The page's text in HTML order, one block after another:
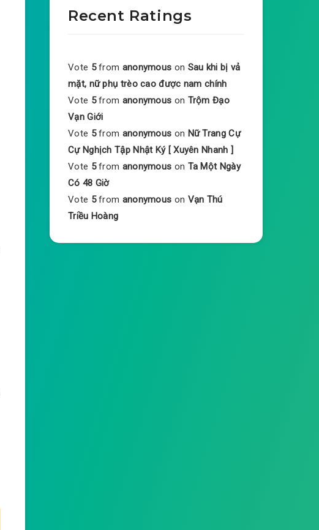
Recent Ratings
Vote 5 from anonymous on Sau khi bị vả
mặt, nữ phụ trèo cao được nam chính
Vote 5 from anonymous on Trộm Đạo
Vạn Giới
Vote 5 from anonymous on Nữ Trang Cự
Cự Nghịch Tập Nhật Ký [ Xuyên Nhanh ]
Vote 5 from anonymous on Ta Một Ngày
Có 48 Giờ
Vote 5 from anonymous on Vạn Thú
Triều Hoàng